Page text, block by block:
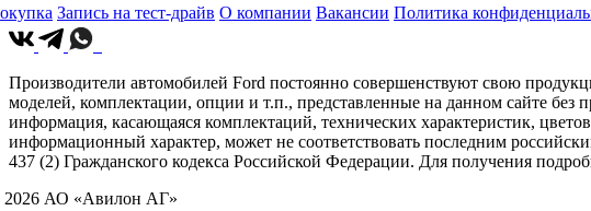
Запись на тест-драйв О компании Вакансии Политика
Производители автомобилей Ford постоянно совершенствуют свою
моделей, комплектации, опции и т.п., представленные на данном сайте
информация, касающаяся комплектаций, технических характеристик,
информационный характер, может не соответствовать последним
437 (2) Гражданского кодекса Российской Федерации. Для получения
АО «Авилон АГ»